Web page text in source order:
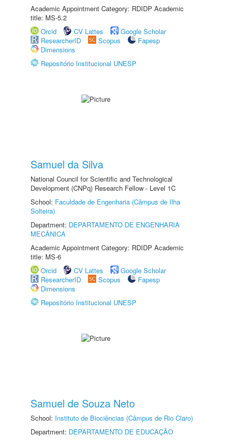
Academic Appointment Category: RDIDP Academic
title: MS-5.2
Orcid
CV Lattes
Google Scholar
ResearcherID
Scopus
Fapesp
Dimensions
Repositório Institucional UNESP
Samuel da Silva
National Council for Scientific and Technological
Development (CNPq) Research Fellow - Level 1C
School: Faculdade de Engenharia (Câmpus de Ilha
Solteira)
Department: DEPARTAMENTO DE ENGENHARIA
MECÂNICA
Academic Appointment Category: RDIDP Academic
title: MS-6
Orcid
CV Lattes
Google Scholar
ResearcherID
Scopus
Fapesp
Dimensions
Repositório Institucional UNESP
Samuel de Souza Neto
School: Instituto de Biociências (Câmpus de Rio Claro)
Department: DEPARTAMENTO DE EDUCAÇÃO